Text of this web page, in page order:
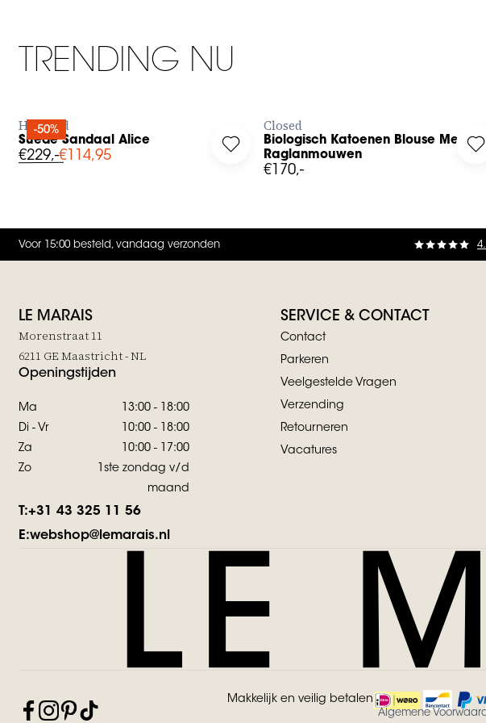
TRENDING NU
-50%
in to add Suede Sandaal Alice to your wishlist
BESTEL NU
Hartford
Suede Sandaal Alice
€229,-€114,95 Log in to add Biologisch Katoenen Blouse
Closed
Biologisch Katoenen Blouse Met
Raglanmouwen
€170,-
Voor 15:00 besteld, vandaag verzonden
LE MARAIS
Morenstraat 11
6211 GE Maastricht - NL
Openingstijden
Ma
13:00 - 18:00
Di - Vr
10:00 - 18:00
Za
10:00 - 17:00
Zo
1ste zondag v/d
maand
T:+31 43 325 11 56
E:webshop@lemarais.nl
SERVICE & CONTACT
Contact
Parkeren
Veelgestelde Vragen
Verzending
Retourneren
Vacatures
Makkelijk en veilig betalen
Algemene